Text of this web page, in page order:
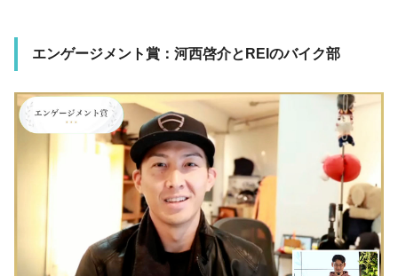
エンゲージメント賞：河西啓介とREIのバイク部